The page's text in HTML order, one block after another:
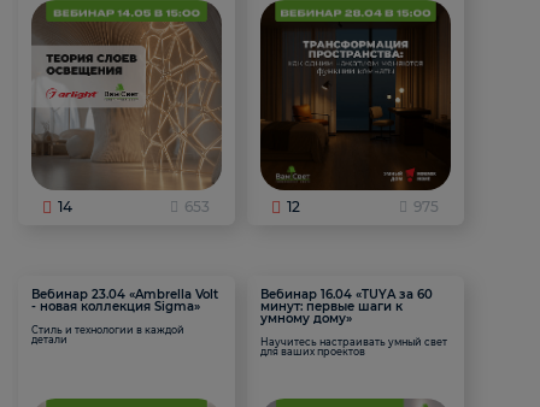
14 653 12 975
Вебинар 23.04 «Ambrella Volt
- новая коллекция Sigma»
Стиль и технологии в каждой
детали
Вебинар 16.04 «TUYA за 60
минут: первые шаги к
умному дому»
Научитесь настраивать умный свет
для ваших проектов